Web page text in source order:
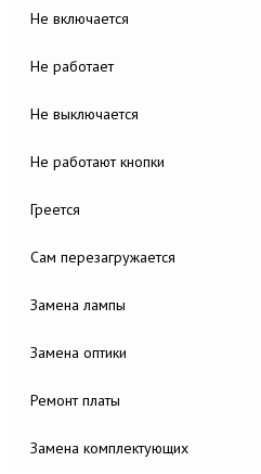
Не включается
Не работает
Не выключается
Не работают кнопки
Греется
Сам перезагружается
Замена лампы
Замена оптики
Ремонт платы
Замена комплектующих